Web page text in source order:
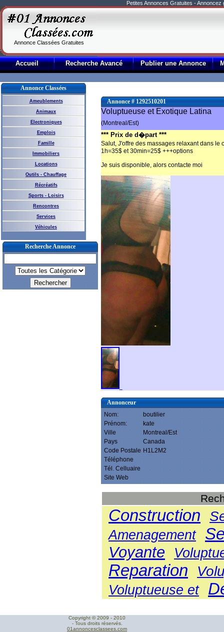
Petites Annonces Gratuites -
Annonce Classées Gratuites
Accueil Recherche Avancé Publier une Annonce
Annonce Classées
Ameublements
Animaux
Electroniques
Emplois
Famille
Immobiliers
Locations
Outils - Chauffage
Récréatifs
Sports - Loisirs
Rencontres
Services
Véhicules
Recherche Annonce
Annonce # 1292510201
Voluptueuse et Exotique Latina
(Montreal/Est)
*** Prix de d�part ***
Salut, J'offre des massages relaxant dans
1h=35$ et 30min=25$ +++options
Je suis disponible, alors contacte moi
Annonceur
Nom:
boutilier
Prénom:
kate
Ville
Montreal/Est
Pays
Canada
Code Postale H1L2M2
Téléphone
Tél. Celluaire
Site Web
Construction
Amenagement
Voyante
Reparation
Voluptueuse et
Copyright © 2009 - 2010
- Tous droits réservés.
01annoncesclassees.com